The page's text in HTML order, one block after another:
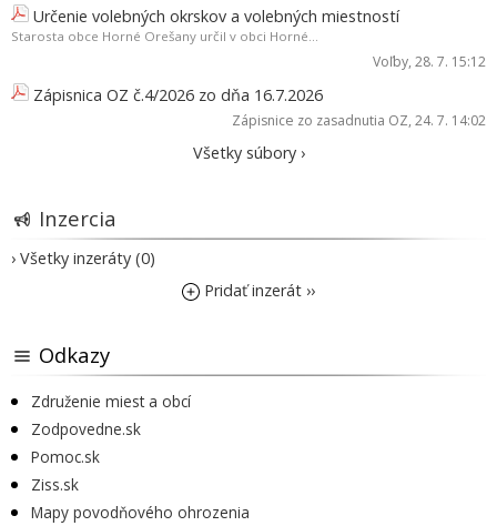
Určenie volebných okrskov a volebných miestností
Starosta obce Horné Orešany určil v obci Horné...
Voľby, 28. 7. 15:12
Zápisnica OZ č.4/2026 zo dňa 16.7.2026
Zápisnice zo zasadnutia OZ, 24. 7. 14:02
Všetky súbory ›
Inzercia
› Všetky inzeráty (0)
Pridať inzerát ››
Odkazy
Združenie miest a obcí
Zodpovedne.sk
Pomoc.sk
Ziss.sk
Mapy povodňového ohrozenia